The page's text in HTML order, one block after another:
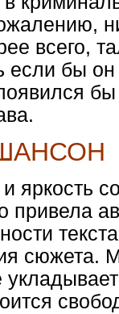
всего,
если бы
яркость
привела
сюжета.